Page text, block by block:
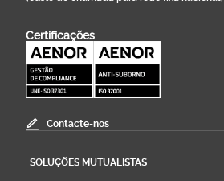
Certificações
Contacte-nos
SOLUÇÕES MUTUALISTAS